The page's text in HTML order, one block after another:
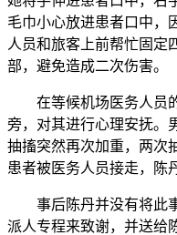
毛巾小心放进患者口中，
人员和旅客上前帮忙固定
部，避免造成二次伤害。
在等候机场医务人员的
旁，对其进行心理安抚。
抽搐突然再次加重，两次
患者被医务人员接走，陈
事后陈丹并没有将此事
派人专程来致谢，并送给